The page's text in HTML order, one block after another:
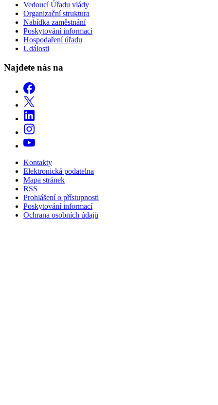
Vedoucí Úřadu vlády
Organizační struktura
Nabídka zaměstnání
Poskytování informací
Hospodaření úřadu
Události
Najdete nás na
Kontakty
Elektronická podatelna
Mapa stránek
RSS
Prohlášení o přístupnosti
Poskytování informací
Ochrana osobních údajů